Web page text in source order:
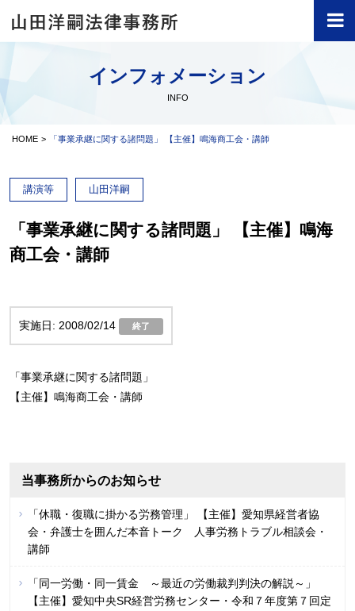
インフォメーション
INFO
HOME 「事業承継に関する諸問題」 【主催】鳴海商工会・講師
講演等 山田洋嗣
「事業承継に関する諸問題」 【主催】鳴海
商工会・講師
2008/02/14 終了
「事業承継に関する諸問題」
【主催】鳴海商工会・講師
当事務所からのお知らせ
「休職・復職に掛かる労務管理」 【主催】愛知県経営者協
会・弁護士を囲んだ本音トーク 人事労務トラブル相談会・
講師
「同一労働・同一賃金 ～最近の労働裁判判決の解説～」
【主催】愛知中央SR経営労務センター・令和７年度第７回定